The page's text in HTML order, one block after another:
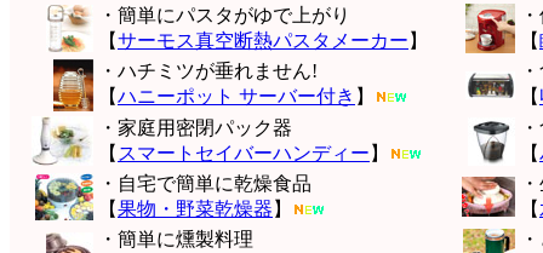
・簡単にパスタがゆで上がり
【サーモス真空断熱パスタメーカー 】
【
・ハチミツが垂れません!
【ハニーポット サーバー付き 】
【
・家庭用密閉パック器
【 スマートセイバーハンディー 】
【
・自宅で簡単に乾燥食品
【果物・野菜乾燥器 】
【
・簡単に燻製料理